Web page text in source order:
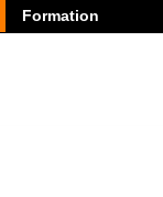
Formation